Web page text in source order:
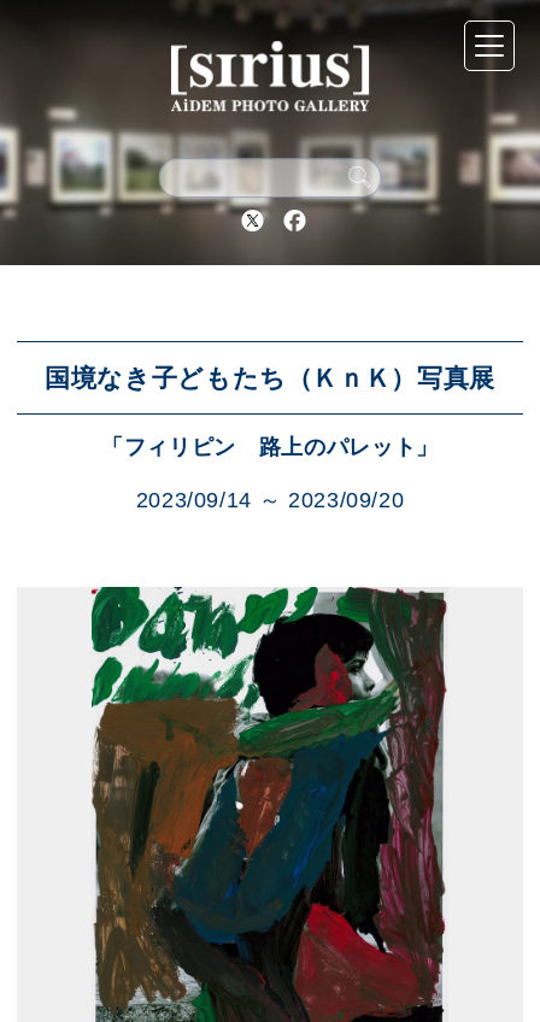
Twitter Facebook
国境なき子どもたち（ＫｎＫ）写真展
「フィリピン 路上のパレット」
2023/09/14 ～ 2023/09/20
シリウスについて
展示スケジュール
アクセス